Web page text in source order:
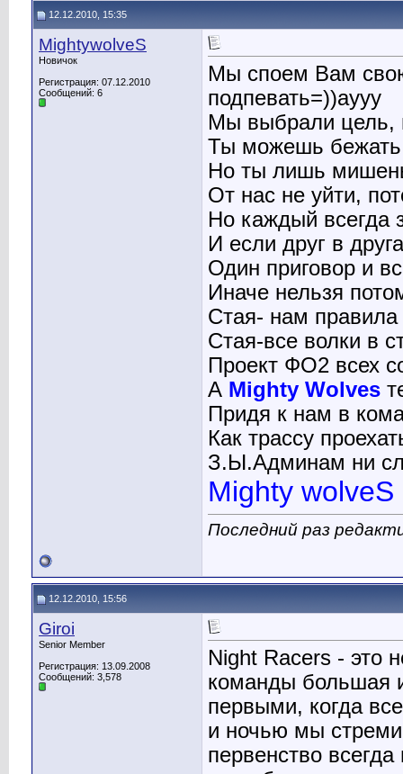
12.12.2010, 15:35
MightywolveS
Новичок
Регистрация: 07.12.2010
Сообщений: 6
Мы споем Вам
подпевать=))аууу
Мы выбрали цель,
Ты можешь
Но ты лишь
От нас не уйти,
Но каждый всегда
И если друг в
Один приговор и
Иначе нельзя
Стая- нам
Стая-все волки в
Проект ФО2 всех
А Mighty Wolves
Придя к нам в
Как трассу
З.Ы.Админам ни
Mighty wolveS
Последний раз
12.12.2010, 15:56
Giroi
Senior Member
Регистрация: 13.09.2008
Сообщений: 3,578
Night Racers - это
команды большая
первыми, когда
и ночью мы
первенство